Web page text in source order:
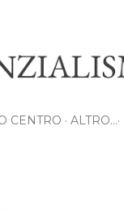
CENTRO ALTRO…